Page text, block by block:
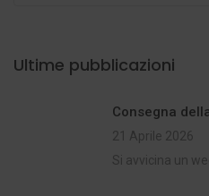
Ultime pubblicazioni
Consegna
21 Aprile 2026
Si avvicina un